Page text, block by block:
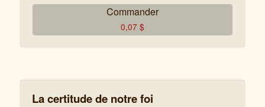
Commander
0,07 $
La certitude de notre foi